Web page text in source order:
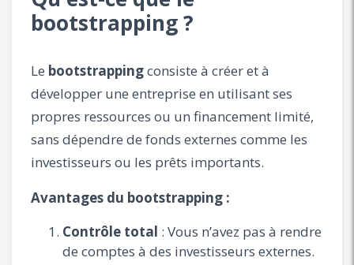
bootstrapping ?
Le bootstrappingconsiste à créer et à
développer une entreprise en utilisant ses
propres ressources ou un financement limité,
sans dépendre de fonds externes comme les
investisseurs ou les prêts importants.
Avantages du bootstrapping :
Contrôle total : Vous n’avez pas à rendre
de comptes à des investisseurs externes.